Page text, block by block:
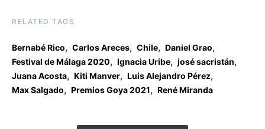
RELATED TAGS
Bernabé Rico, Carlos Areces, Chile, Daniel Grao,
Festival de Málaga 2020, Ignacia Uribe, josé sacristán,
Juana Acosta, Kiti Manver, Luis Alejandro Pérez,
Max Salgado, Premios Goya 2021, René Miranda